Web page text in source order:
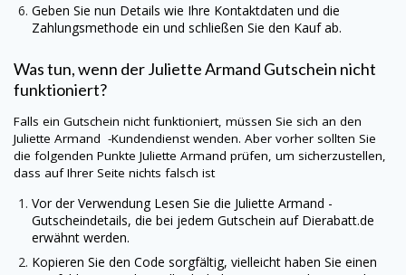
Geben Sie nun Details wie Ihre Kontaktdaten und die
Zahlungsmethode ein und schließen Sie den Kauf ab.
Was tun, wenn derJuliette Armand Gutschein nicht
funktioniert?
Falls ein Gutschein nicht funktioniert, müssen Sie sich an den
Juliette Armand -Kundendienst wenden. Aber vorher sollten Sie
die folgenden Punkte Juliette Armand prüfen, um sicherzustellen,
dass auf Ihrer Seite nichts falsch ist
Vor der Verwendung Lesen Sie die Juliette Armand -
Gutscheindetails, die bei jedem Gutschein aufDierabatt.de
erwähnt werden.
Kopieren Sie den Code sorgfältig, vielleicht haben Sie einen